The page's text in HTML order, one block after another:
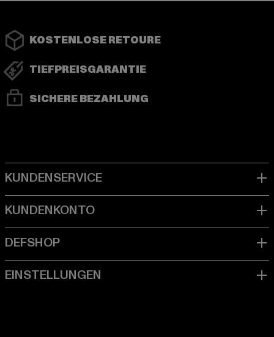
KOSTENLOSE RETOURE
TIEFPREISGARANTIE
SICHERE BEZAHLUNG